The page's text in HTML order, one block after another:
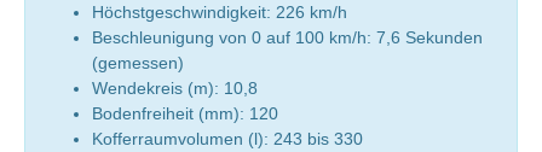
Höchstgeschwindigkeit: 226 km/h
Beschleunigung von 0 auf 100 km/h: 7,6 Sekunden
(gemessen)
Wendekreis (m): 10,8
Bodenfreiheit (mm): 120
Kofferraumvolumen (l): 243 bis 330